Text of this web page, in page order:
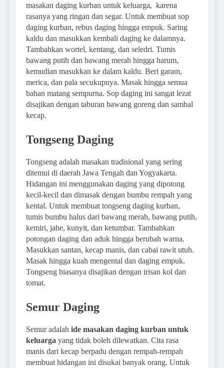
masakan daging kurban untuk keluarga, karena
rasanya yang ringan dan segar. Untuk membuat sop
daging kurban, rebus daging hingga empuk. Saring
kaldu dan masukkan kembali daging ke dalamnya.
Tambahkan wortel, kentang, dan seledri. Tumis
bawang putih dan bawang merah hingga harum,
kemudian masukkan ke dalam kaldu. Beri garam,
merica, dan pala secukupnya. Masak hingga semua
bahan matang sempurna. Sop daging ini sangat lezat
disajikan dengan taburan bawang goreng dan sambal
kecap.
Tongseng Daging
Tongseng adalah masakan tradisional yang sering
ditemui di daerah Jawa Tengah dan Yogyakarta.
Hidangan ini menggunakan daging yang dipotong
kecil-kecil dan dimasak dengan bumbu rempah yang
kental. Untuk membuat tongseng daging kurban,
tumis bumbu halus dari bawang merah, bawang putih,
kemiri, jahe, kunyit, dan ketumbar. Tambahkan
potongan daging dan aduk hingga berubah warna.
Masukkan santan, kecap manis, dan cabai rawit utuh.
Masak hingga kuah mengental dan daging empuk.
Tongseng biasanya disajikan dengan irisan kol dan
tomat.
Semur Daging
Semur adalah ide masakan daging kurban untuk
keluarga yang tidak boleh dilewatkan. Cita rasa
manis dari kecap berpadu dengan rempah-rempah
membuat hidangan ini disukai banyak orang. Untuk